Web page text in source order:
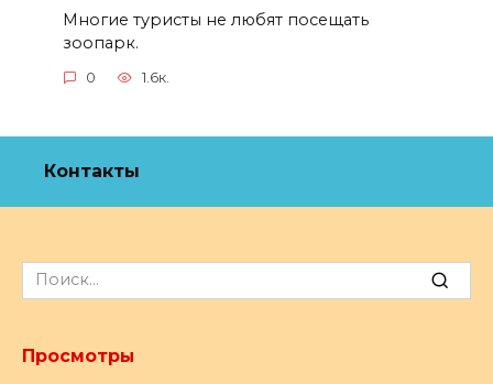
Многие туристы не любят посещать
зоопарк.
0 1.6к.
Контакты
Search
for:
Просмотры